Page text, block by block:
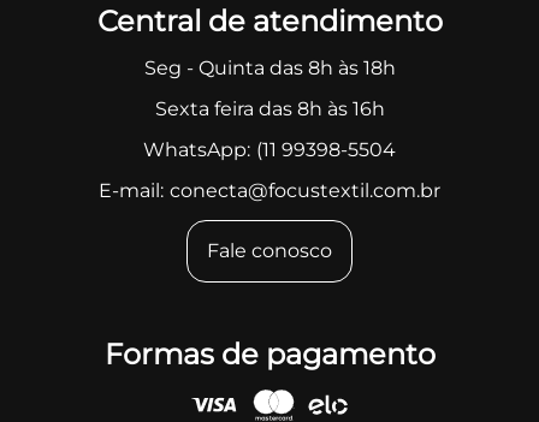
Central de atendimento
Seg - Quinta das 8h às 18h
Sexta feira das 8h às 16h
WhatsApp: (11 99398-5504
E-mail: conecta@focustextil.com.br
Fale conosco
Formas de pagamento